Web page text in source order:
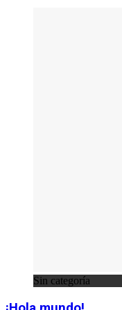
Sin categoría